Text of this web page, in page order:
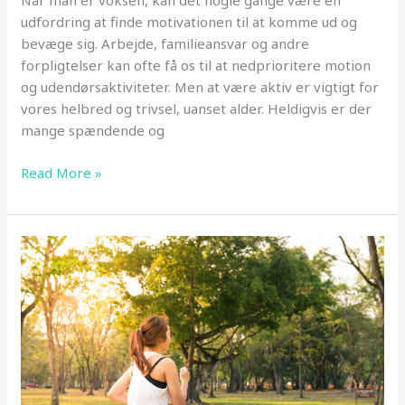
udfordring at finde motivationen til at komme ud og
bevæge sig. Arbejde, familieansvar og andre
forpligtelser kan ofte få os til at nedprioritere motion
og udendørsaktiviteter. Men at være aktiv er vigtigt for
vores helbred og trivsel, uanset alder. Heldigvis er der
mange spændende og
Leg
som
voksen:
Hvad
er
dine
muligheder?
Read More »